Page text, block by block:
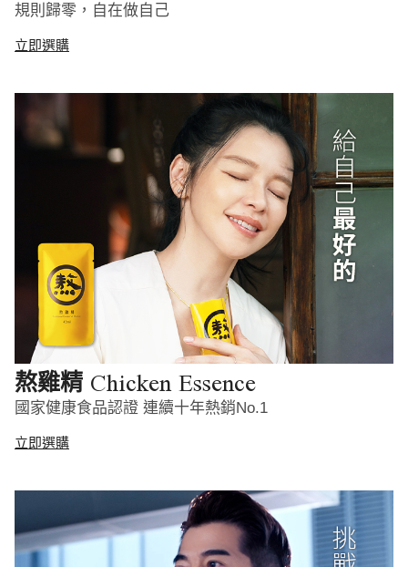
規則歸零，自在做自己
立即選購
熬雞精 Chicken Essence
國家健康食品認證 連續十年熱銷No.1
立即選購